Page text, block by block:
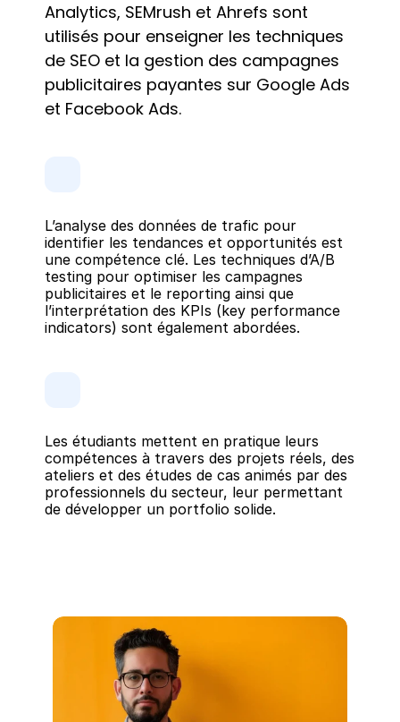
Analytics, SEMrush et Ahrefs sont
utilisés pour enseigner les techniques
de SEO et la gestion des campagnes
publicitaires payantes sur Google Ads
et Facebook Ads.
L’analyse des données de trafic pour
identifier les tendances et opportunités est
une compétence clé. Les techniques d’A/B
testing pour optimiser les campagnes
publicitaires et le reporting ainsi que
l’interprétation des KPIs (key performance
indicators) sont également abordées.
Les étudiants mettent en pratique leurs
compétences à travers des projets réels, des
ateliers et des études de cas animés par des
professionnels du secteur, leur permettant
de développer un portfolio solide.